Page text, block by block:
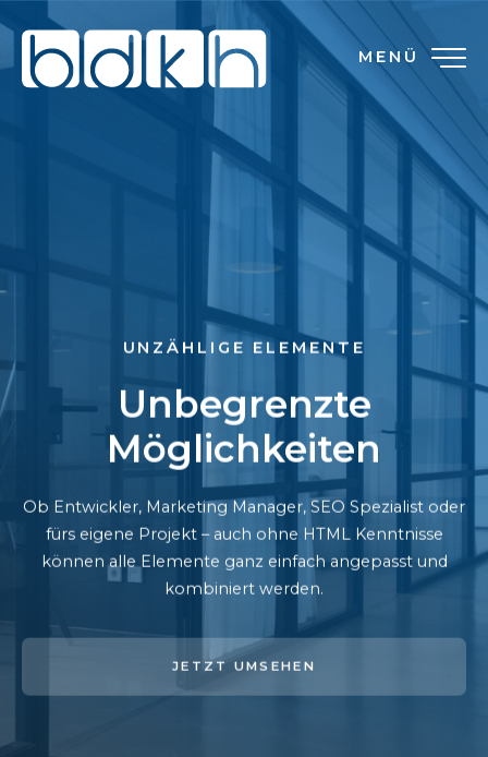
MENÜ
UNZÄHLIGE ELEMENTE
Unbegrenzte
Möglichkeiten
Ob Entwickler, Marketing Manager, SEO Spezialist oder
fürs eigene Projekt – auch ohne HTML Kenntnisse
können alle Elemente ganz einfach angepasst und
kombiniert werden.
JETZT UMSEHEN